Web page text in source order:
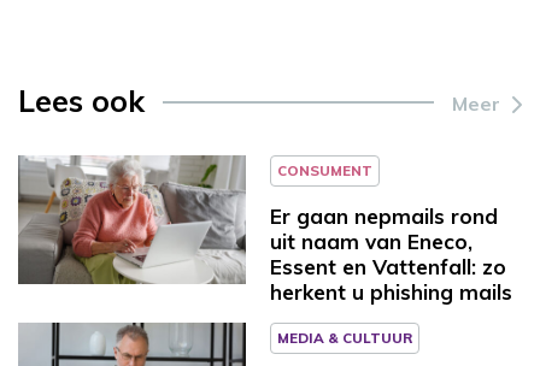
Lees ook Meer
CONSUMENT
Er gaan nepmails rond
uit naam van Eneco,
Essent en Vattenfall: zo
herkent u phishing mails
MEDIA & CULTUUR